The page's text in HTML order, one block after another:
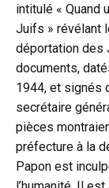
intitulé « Quand
Juifs » révélant
déportation des
documents,
1944, et signés
secrétaire
pièces
préfecture à la
Papon est